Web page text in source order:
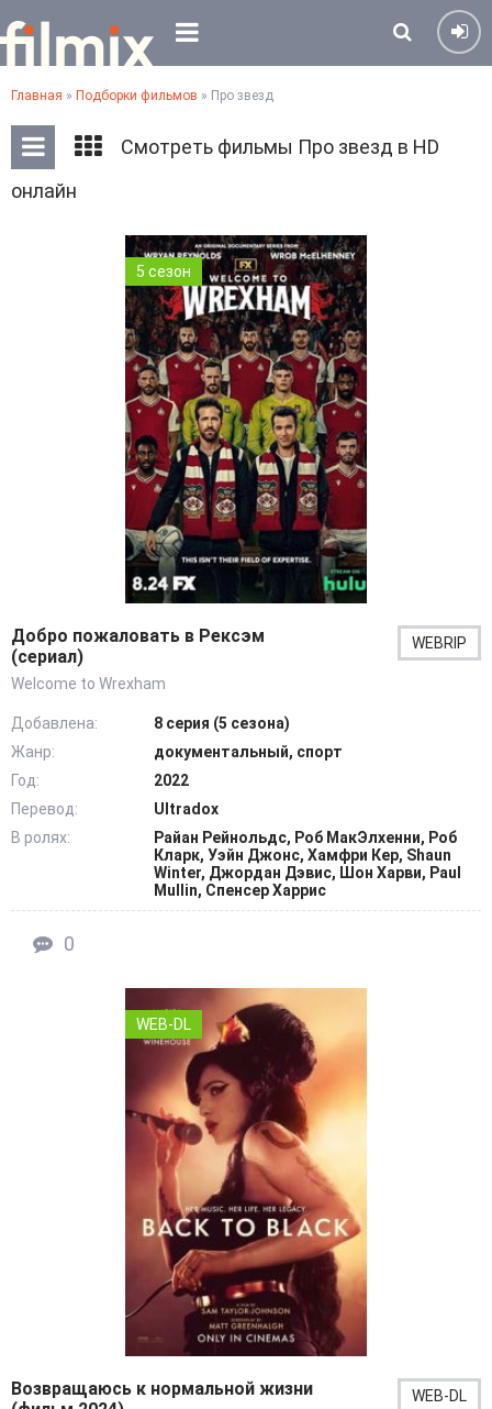
Главная » Подборки фильмов » Про звезд
Смотреть фильмы Про звезд в HD
онлайн
5 сезон
Добро пожаловать в Рексэм
(сериал)
Welcome to Wrexham
WEBRIP
Добавлена:
8 серия (5 сезона)
Жанр:
документальный, спорт
Год:
2022
Перевод:
Ultradox
В ролях:
Райан Рейнольдс, Роб МакЭлхенни, Роб
Кларк, Уэйн Джонс, Хамфри Кер, Shaun
Winter, Джордан Дэвис, Шон Харви, Paul
Mullin, Спенсер Харрис
0
WEB-DL
Возвращаюсь к нормальной жизни
WEB-DL